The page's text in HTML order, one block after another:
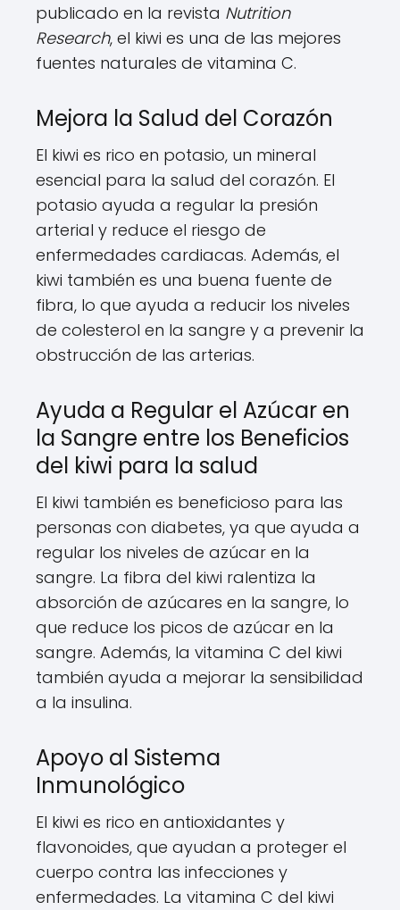
publicado en la revista Nutrition
Research, el kiwi es una de las mejores
fuentes naturales de vitamina C.
Mejora la Salud del Corazón
El kiwi es rico en potasio, un mineral
esencial para la salud del corazón. El
potasio ayuda a regular la presión
arterial y reduce el riesgo de
enfermedades cardiacas. Además, el
kiwi también es una buena fuente de
fibra, lo que ayuda a reducir los niveles
de colesterol en la sangre y a prevenir la
obstrucción de las arterias.
Ayuda a Regular el Azúcar en
la Sangre entre los Beneficios
del kiwi para la salud
El kiwi también es beneficioso para las
personas con diabetes, ya que ayuda a
regular los niveles de azúcar en la
sangre. La fibra del kiwi ralentiza la
absorción de azúcares en la sangre, lo
que reduce los picos de azúcar en la
sangre. Además, la vitamina C del kiwi
también ayuda a mejorar la sensibilidad
a la insulina.
Apoyo al Sistema
Inmunológico
El kiwi es rico en antioxidantes y
flavonoides, que ayudan a proteger el
cuerpo contra las infecciones y
enfermedades. La vitamina C del kiwi